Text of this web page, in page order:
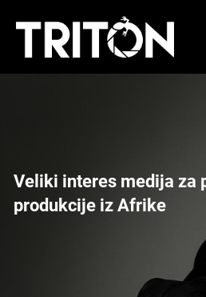
content
Veliki interes medija za
produkcije iz Afrike